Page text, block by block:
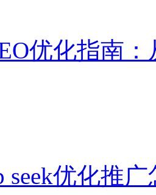
优化指南
seek优化推